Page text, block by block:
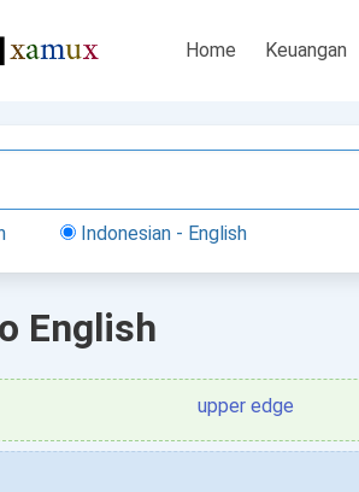
Home Keuangan
Indonesian - English
English
upper edge